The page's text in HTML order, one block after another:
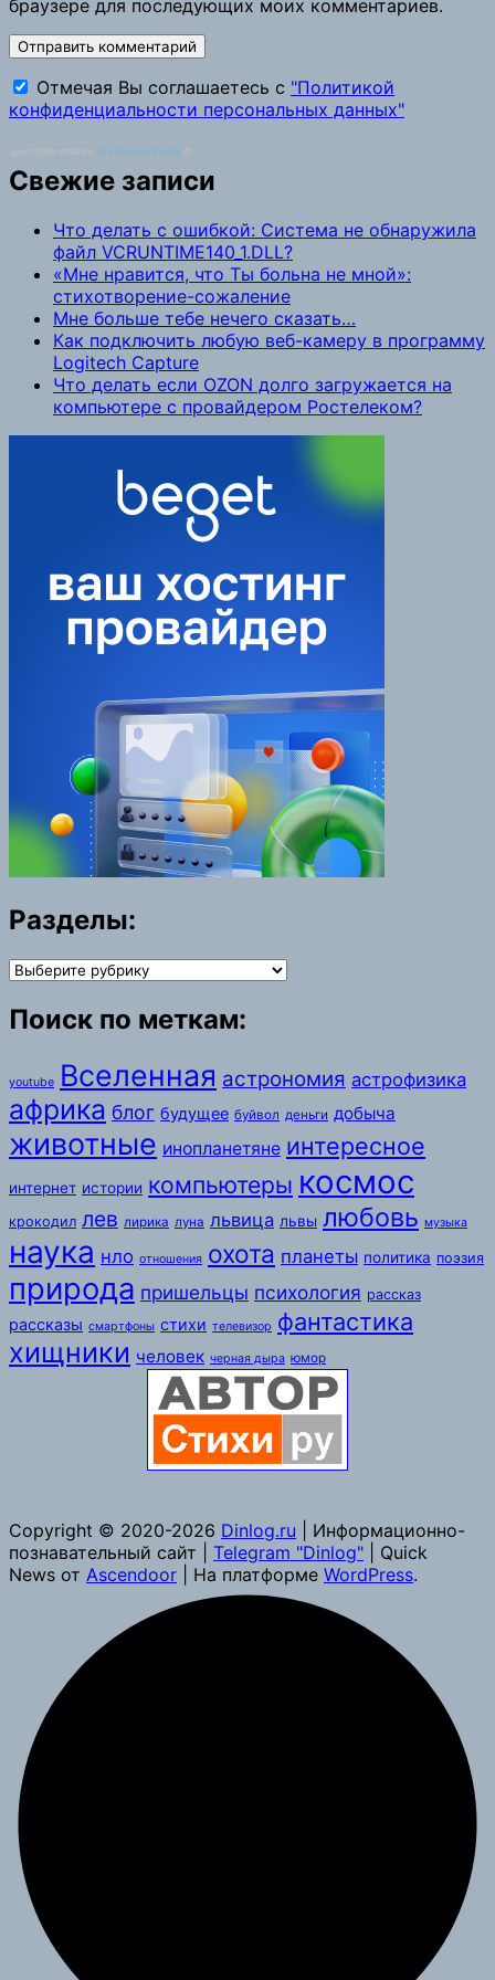
браузере для последующих моих комментариев.
Отмечая Вы соглашаетесь с "Политикой
конфиденциальности персональных данных"
ATs Privacy Policy
Свежие записи
Что делать с ошибкой: Система не обнаружила
файл VCRUNTIME140_1.DLL?
«Мне нравится, что Ты больна не мной»:
стихотворение-сожаление
Мне больше тебе нечего сказать…
Как подключить любую веб-камеру в программу
Logitech Capture
Что делать если OZON долго загружается на
компьютере с провайдером Ростелеком?
Разделы:
Разделы:
Поиск по меткам:
youtube Вселенная астрономия астрофизика
африка блог будущее буйвол деньги добыча
животные инопланетяне интересное
интернет истории компьютеры космос
крокодил лев лирика луна львица львы любовь музыка
наука нло отношения охота планеты политика поэзия
природа пришельцы психология рассказ
рассказы смартфоны стихи телевизор фантастика
хищники человек черная дыра юмор
Copyright © 2020-2026 Dinlog.ru | Информационно-
познавательный сайт | Telegram "Dinlog" | Quick
News от Ascendoor | На платформе WordPress.